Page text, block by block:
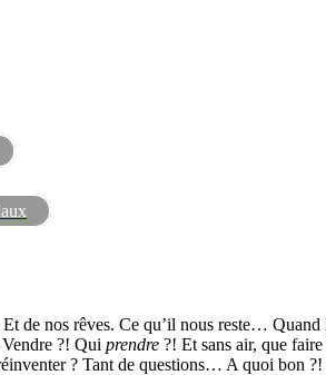
de nos rêves. Ce qu’il nous reste…
?! Qui prendre ?! Et sans air, que
? Tant de questions… A quoi